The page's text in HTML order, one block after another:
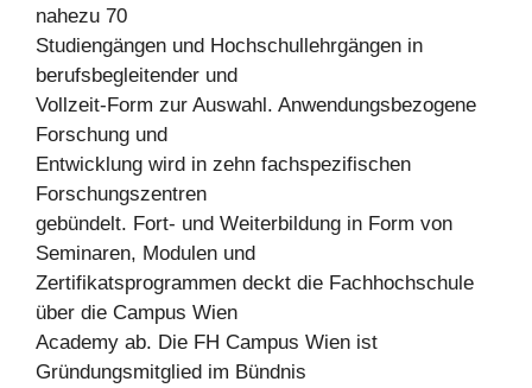
nahezu 70
Studiengängen und Hochschullehrgängen in
berufsbegleitender und
Vollzeit-Form zur Auswahl. Anwendungsbezogene
Forschung und
Entwicklung wird in zehn fachspezifischen
Forschungszentren
gebündelt. Fort- und Weiterbildung in Form von
Seminaren, Modulen und
Zertifikatsprogrammen deckt die Fachhochschule
über die Campus Wien
Academy ab. Die FH Campus Wien ist
Gründungsmitglied im Bündnis